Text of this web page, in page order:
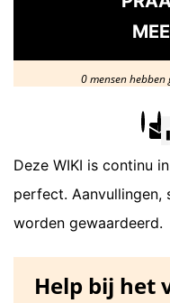
MEE
0 mensen hebben
Deze WIKI is continu
perfect. Aanvullingen,
worden gewaardeerd.
Help bij het